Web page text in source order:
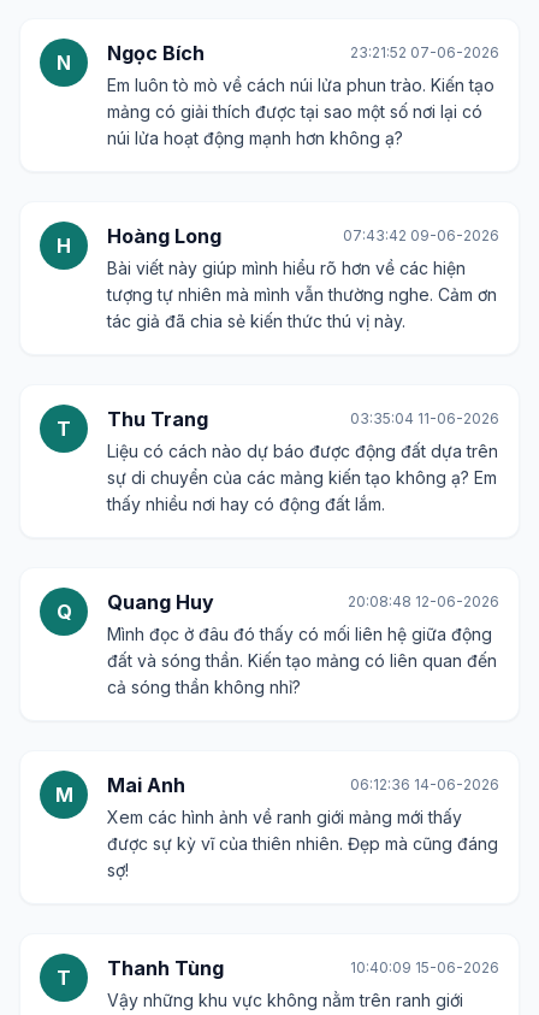
N Ngọc Bích 23:21:52 07-06-2026
Em luôn tò mò về cách núi lửa phun trào. Kiến tạo
mảng có giải thích được tại sao một số nơi lại có
núi lửa hoạt động mạnh hơn không ạ?
H Hoàng Long 07:43:42 09-06-2026
Bài viết này giúp mình hiểu rõ hơn về các hiện
tượng tự nhiên mà mình vẫn thường nghe. Cảm ơn
tác giả đã chia sẻ kiến thức thú vị này.
T Thu Trang 03:35:04 11-06-2026
Liệu có cách nào dự báo được động đất dựa trên
sự di chuyển của các mảng kiến tạo không ạ? Em
thấy nhiều nơi hay có động đất lắm.
Q Quang Huy 20:08:48 12-06-2026
Mình đọc ở đâu đó thấy có mối liên hệ giữa động
đất và sóng thần. Kiến tạo mảng có liên quan đến
cả sóng thần không nhỉ?
M Mai Anh 06:12:36 14-06-2026
Xem các hình ảnh về ranh giới mảng mới thấy
được sự kỳ vĩ của thiên nhiên. Đẹp mà cũng đáng
sợ!
T Thanh Tùng 10:40:09 15-06-2026
Vậy những khu vực không nằm trên ranh giới